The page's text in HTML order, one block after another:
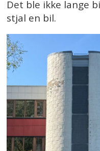
Det ble ikke lange
stjal en bil.